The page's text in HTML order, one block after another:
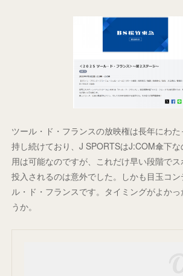
ツール・ド・フランスの放映権は長年にわ
持し続けており、J SPORTSはJ:COM傘下
用は可能なのですが、これだけ早い段階で
投入されるのは意外でした。しかも目玉コ
ル・ド・フランスです。タイミングがよかっ
うか。